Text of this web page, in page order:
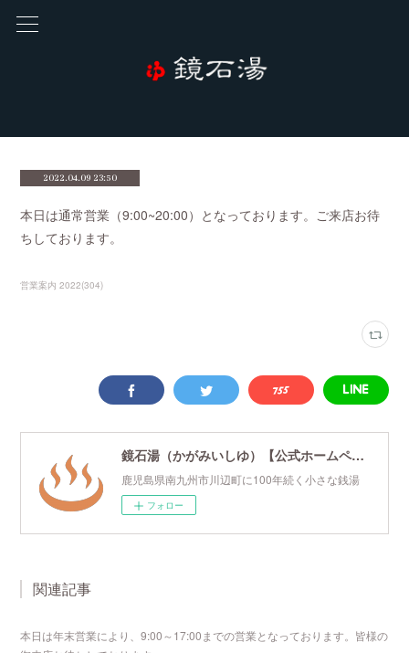
2022.04.09 23:50
本日は通常営業（9:00~20:00）となっております。ご来店お待
ちしております。
営業案内 2022(304)
鏡石湯（かがみいしゆ）【公式ホームページ】
鹿児島県南九州市川辺町に100年続く小さな銭湯
フォロー
関連記事
本日は年末営業により、9:00～17:00までの営業となっております。皆様の